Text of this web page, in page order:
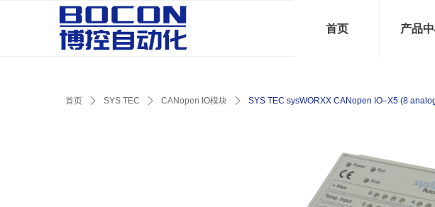
首页 产品
首页 ꄲ SYS TEC ꄲ CANopen IO模块 ꄲ SYS TEC sysWORXX CANopen IO–X5 (8